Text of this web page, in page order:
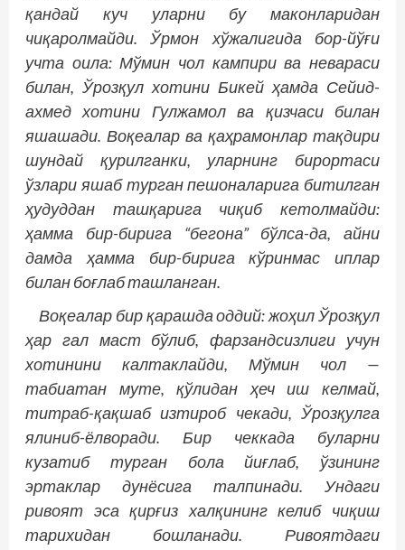
қандай куч уларни бу маконларидан
чиқаролмайди. Ўрмон хўжалигида бор-йўғи
учта оила: Мўмин чол кампири ва невараси
билан, Ўрозқул хотини Бикей ҳамда Сейид­
ахмед хотини Гулжамол ва қизчаси билан
яшашади. Воқеалар ва қаҳрамонлар тақдири
шундай қурилганки, уларнинг бирортаси
ўзлари яшаб турган пешоналарига битилган
ҳудуддан ташқарига чиқиб кетолмайди:
ҳамма бир-бирига “бегона” бўлса-да, айни
дамда ҳамма бир-бирига кўринмас иплар
билан боғлаб ташланган.
Воқеалар бир қарашда оддий: жоҳил Ўрозқул
ҳар гал маст бўлиб, фарзандсизлиги учун
хотинини калтаклайди, Мўмин чол —
табиатан муте, қўлидан ҳеч иш келмай,
титраб-қақшаб изтироб чекади, Ўрозқулга
ялиниб-ёлворади. Бир чеккада буларни
кузатиб турган бола йиғлаб, ўзининг
эртаклар дунёсига талпинади. Ундаги
ривоят эса қирғиз халқининг келиб чиқиш
тарихидан бошланади. Ривоятдаги